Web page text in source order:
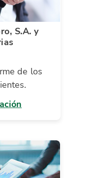
S.A. y
de los